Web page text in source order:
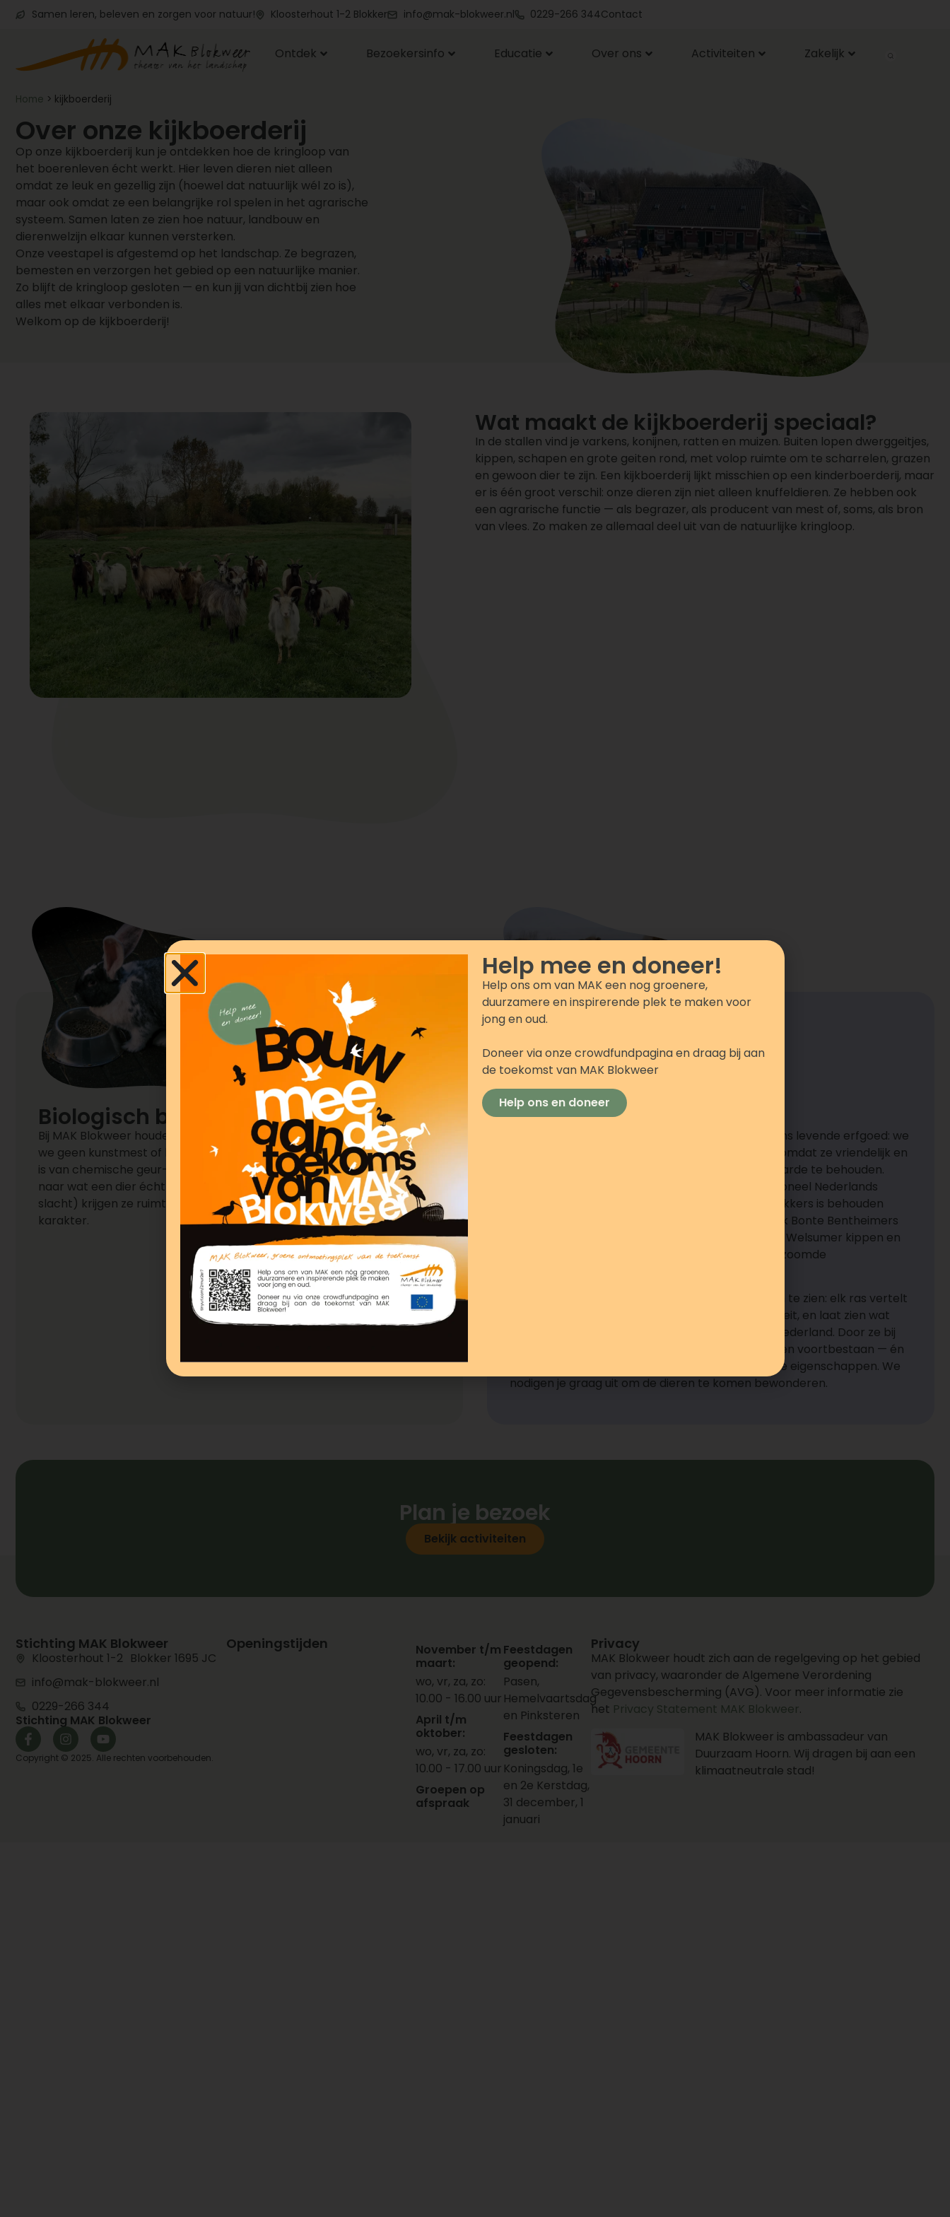
Samen leren, beleven en zorgen voor natuur! Kloosterhout 1-2 Blokker info@mak-blokweer.nl 0229-266 344Contact
Ontdek Bezoekersinfo Educatie Over ons Activiteiten Zakelijk
Home > kijkboerderij
Over onze kijkboerderij
Op onze kijkboerderij kun je ontdekken hoe de kringloop van
het boerenleven écht werkt. Hier leven dieren niet alleen
omdat ze leuk en gezellig zijn (hoewel dat natuurlijk wél zo is),
maar ook omdat ze een belangrijke rol spelen in het agrarische
systeem. Samen laten ze zien hoe natuur, landbouw en
dierenwelzijn elkaar kunnen versterken.
Onze veestapel is afgestemd op het landschap. Ze begrazen,
bemesten en verzorgen het gebied op een natuurlijke manier.
Zo blijft de kringloop gesloten — en kun jij van dichtbij zien hoe
alles met elkaar verbonden is.
Welkom op de kijkboerderij!
Wat maakt de kijkboerderij speciaal?
In de stallen vind je varkens, konijnen, ratten en muizen. Buiten lopen dwerggeitjes,
kippen, schapen en grote geiten rond, met volop ruimte om te scharrelen, grazen
en gewoon dier te zijn. Een kijkboerderij lijkt misschien op een kinderboerderij, maar
er is één groot verschil: onze dieren zijn niet alleen knuffeldieren. Ze hebben ook
een agrarische functie — als begrazer, als producent van mest of, soms, als bron
van vlees. Zo maken ze allemaal deel uit van de natuurlijke kringloop.
Biologisch boeren
Bij MAK Blokweer houden we onze dieren biologisch. Dat betekent dat
we geen kunstmest of bestrijdingsmiddelen gebruiken, dat het voer vrij
is van chemische geur-, kleur- en smaakstoffen, en dat we altijd kijken
naar wat een dier écht nodig heeft. Van geboorte tot overlijden (of
slacht) krijgen ze ruimte, zorg en verrijking die past bij hun soort en
karakter.
Zeldzame Huisdierrassen
Bij MAK Blokweer zijn veel dieren onderdeel van ons levende erfgoed: we
herbergen oude en zeldzame rassen, niet alleen omdat ze vriendelijk en
karaktervol zijn, maar ook om hun genetische waarde te behouden.
Bijvoorbeeld het Mergellandschaap — een traditioneel Nederlands
schaap dat ooit vrijwel verdween, maar dankzij fokkers is behouden
gebleven — staat bij ons in de wei. We hebben ook Bonte Bentheimers
(varkens), Zwartbles schapen, en hoenders zoals Welsumer kippen en
Barnevelders (met hun karakteristieke dubbelgezoomde
Deze dieren zijn meer dan alleen aantrekkelijk om te zien: elk ras vertelt
een stukje geschiedenis, draagt bij aan biodiversiteit, en laat zien wat
vroeger vanzelfsprekend was op boerderijen in Nederland. Door ze bij
ons onder te brengen, helpen we deze oude rassen voortbestaan — én
maken we bezoekers enthousiast over hun unieke eigenschappen. We
nodigen je graag uit om de dieren te komen bewonderen.
Plan je bezoek
Bekijk activiteiten
Stichting MAK Blokweer
Kloosterhout 1-2 Blokker 1695 JC
info@mak-blokweer.nl
0229-266 344
Stichting MAK Blokweer
Copyright © 2025. Alle rechten voorbehouden.
Openingstijden
November t/m
maart:
wo, vr, za, zo:
10.00 - 16.00 uur
April t/m
oktober:
wo, vr, za, zo:
10.00 - 17.00 uur
Groepen op
afspraak
Feestdagen
geopend:
Pasen,
Hemelvaartsdag
en Pinksteren
Feestdagen
gesloten:
Koningsdag, 1e
en 2e Kerstdag,
31 december, 1
januari
Privacy
MAK Blokweer houdt zich aan de regelgeving op het gebied
van privacy, waaronder de Algemene Verordening
Gegevensbescherming (AVG). Voor meer informatie zie
het Privacy Statement MAK Blokweer.
MAK Blokweer is ambassadeur van
Duurzaam Hoorn. Wij dragen bij aan een
klimaatneutrale stad!
Help mee en doneer!
Help ons om van MAK een nog groenere,
duurzamere en inspirerende plek te maken voor
jong en oud.
Doneer via onze crowdfundpagina en draag bij aan
de toekomst van MAK Blokweer
Help ons en doneer